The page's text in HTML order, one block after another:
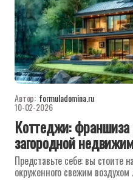
Автор: formuladomina.ru
10-02-2026
Коттеджи:
загородной
Представьте себе: вы стоите
окруженного свежим